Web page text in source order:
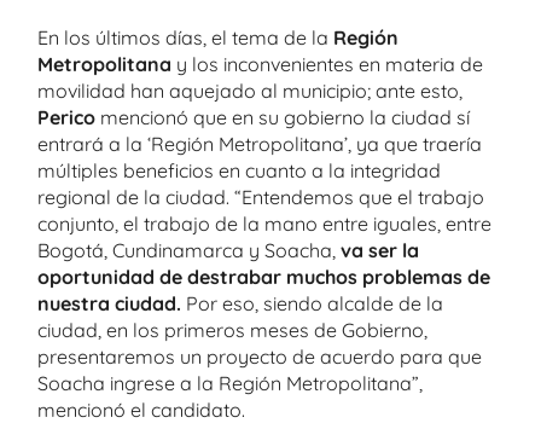
En los últimos días, el tema de la Región
Metropolitana y los inconvenientes en materia de
movilidad han aquejado al municipio; ante esto,
Perico mencionó que en su gobierno la ciudad sí
entrará a la ‘Región Metropolitana’, ya que traería
múltiples beneficios en cuanto a la integridad
regional de la ciudad. “Entendemos que el trabajo
conjunto, el trabajo de la mano entre iguales, entre
Bogotá, Cundinamarca y Soacha, va ser la
oportunidad de destrabar muchos problemas de
nuestra ciudad. Por eso, siendo alcalde de la
ciudad, en los primeros meses de Gobierno,
presentaremos un proyecto de acuerdo para que
Soacha ingrese a la Región Metropolitana”,
mencionó el candidato.